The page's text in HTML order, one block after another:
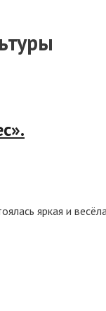
яркая и